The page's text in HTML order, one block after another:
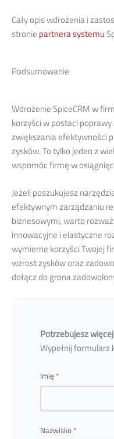
Cały opis wdrożenia i
stronie partnera systemu
Podsumowanie
Wdrożenie SpiceCRM w
korzyści w postaci
zwiększania efektywności
zysków. To tylko jeden z
wspomóc firmę w
Jeżeli poszukujesz
efektywnym zarządzaniu
biznesowymi, warto
innowacyjne i elastyczne
wymierne korzyści Twojej
wzrost zysków oraz
dołącz do grona
Potrzebujesz
Wypełnij
Imię
Nazwisko